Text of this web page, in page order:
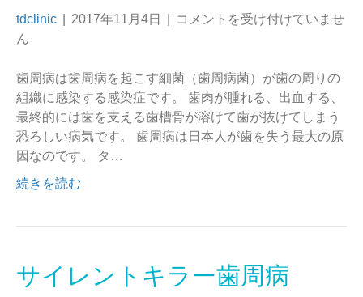
tdclinic 2017年11月4日
コメントを受け付けていませ
ん
歯周病は歯周病を起こす細菌（歯周病菌）が歯の周りの
組織に感染する感染症です。 歯肉が腫れる、出血する、
最終的には歯を支える歯槽骨が溶けて歯が抜けてしまう
恐ろしい病気です。 歯周病は日本人が歯を失う最大の原
因なのです。 タ…
続きを読む
サイレントキラー歯周病